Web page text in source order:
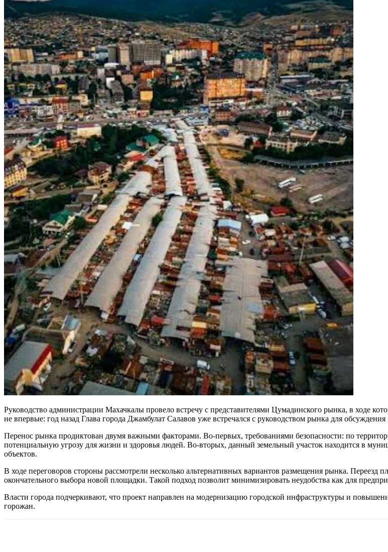
Руководство администрации Махачкалы провело встречу с представителями Цумадинского рынка, в ходе
не впервые: год назад Глава города Джамбулат Салавов уже встречался с руководством рынка для
Перенос рынка продиктован двумя важными факторами. Во-первых, требованиями безопасности: по
потенциальную угрозу для жизни и здоровья людей. Во-вторых, данный земельный участок находится в
объектов.
В ходе переговоров стороны рассмотрели несколько альтернативных вариантов размещения рынка. Переезд
окончательного выбора новой площадки. Такой подход позволит минимизировать неудобства как для
Власти города подчеркивают, что проект направлен на модернизацию городской инфраструктуры и
горожан.